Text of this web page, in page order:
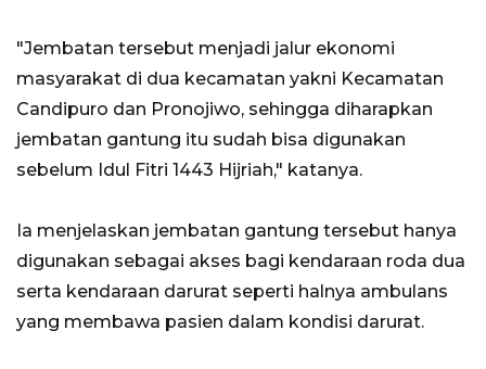
"Jembatan tersebut menjadi jalur ekonomi
masyarakat di dua kecamatan yakni Kecamatan
Candipuro dan Pronojiwo, sehingga diharapkan
jembatan gantung itu sudah bisa digunakan
sebelum Idul Fitri 1443 Hijriah," katanya.
Ia menjelaskan jembatan gantung tersebut hanya
digunakan sebagai akses bagi kendaraan roda dua
serta kendaraan darurat seperti halnya ambulans
yang membawa pasien dalam kondisi darurat.